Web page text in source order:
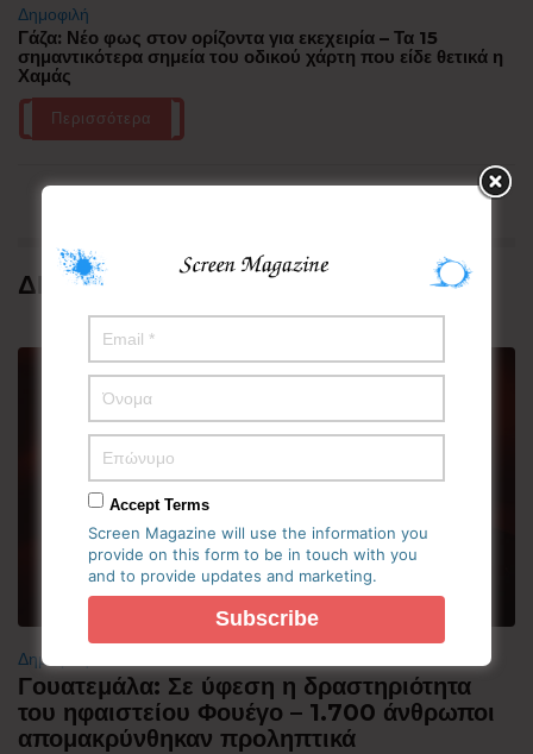
Δημοφιλή
Γάζα: Νέο φως στον ορίζοντα για εκεχειρία – Τα 15
σημαντικότερα σημεία του οδικού χάρτη που είδε θετικά η
Χαμάς
Περισσότερα
ΔΗΜΟΦΙΛΗ
Δημοφιλή
Γουατεμάλα: Σε ύφεση η δραστηριότητα
του ηφαιστείου Φουέγο – 1.700 άνθρωποι
απομακρύνθηκαν προληπτικά
Accept Terms
Screen Magazine will use the information you
provide on this form to be in touch with you
and to provide updates and marketing.